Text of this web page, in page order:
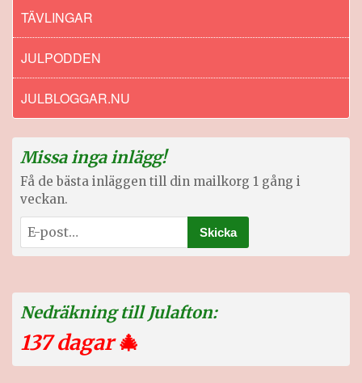
TÄVLINGAR
JULPODDEN
JULBLOGGAR.NU
Missa inga inlägg!
Få de bästa inläggen till din mailkorg 1 gång i
veckan.
Nedräkning till Julafton:
137 dagar🎄